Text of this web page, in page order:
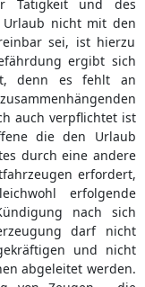
Tätigkeit und des
Urlaub nicht mit den
sei, ist hierzu
ergibt sich
denn es fehlt an
auch verpflichtet ist
die den Urlaub
durch eine andere
erfordert,
erfolgende
nach sich
darf nicht
und nicht
abgeleitet werden.